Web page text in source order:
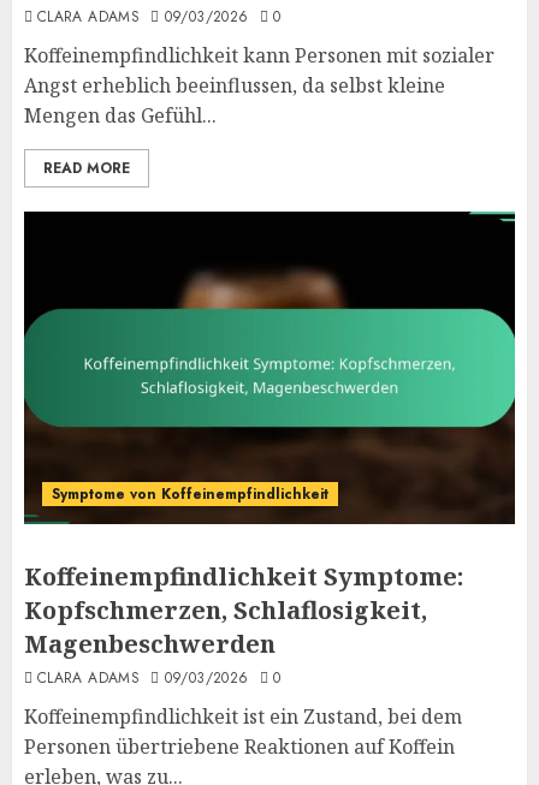
CLARA ADAMS 09/03/2026 0
Koffeinempfindlichkeit kann Personen mit sozialer
Angst erheblich beeinflussen, da selbst kleine
Mengen das Gefühl...
READ MORE
Symptome von Koffeinempfindlichkeit
Koffeinempfindlichkeit Symptome:
Kopfschmerzen, Schlaflosigkeit,
Magenbeschwerden
CLARA ADAMS 09/03/2026 0
Koffeinempfindlichkeit ist ein Zustand, bei dem
Personen übertriebene Reaktionen auf Koffein
erleben, was zu...